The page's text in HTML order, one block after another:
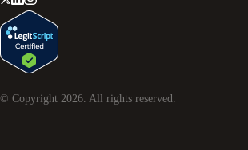
© Copyright 2026 . All rights reserved.